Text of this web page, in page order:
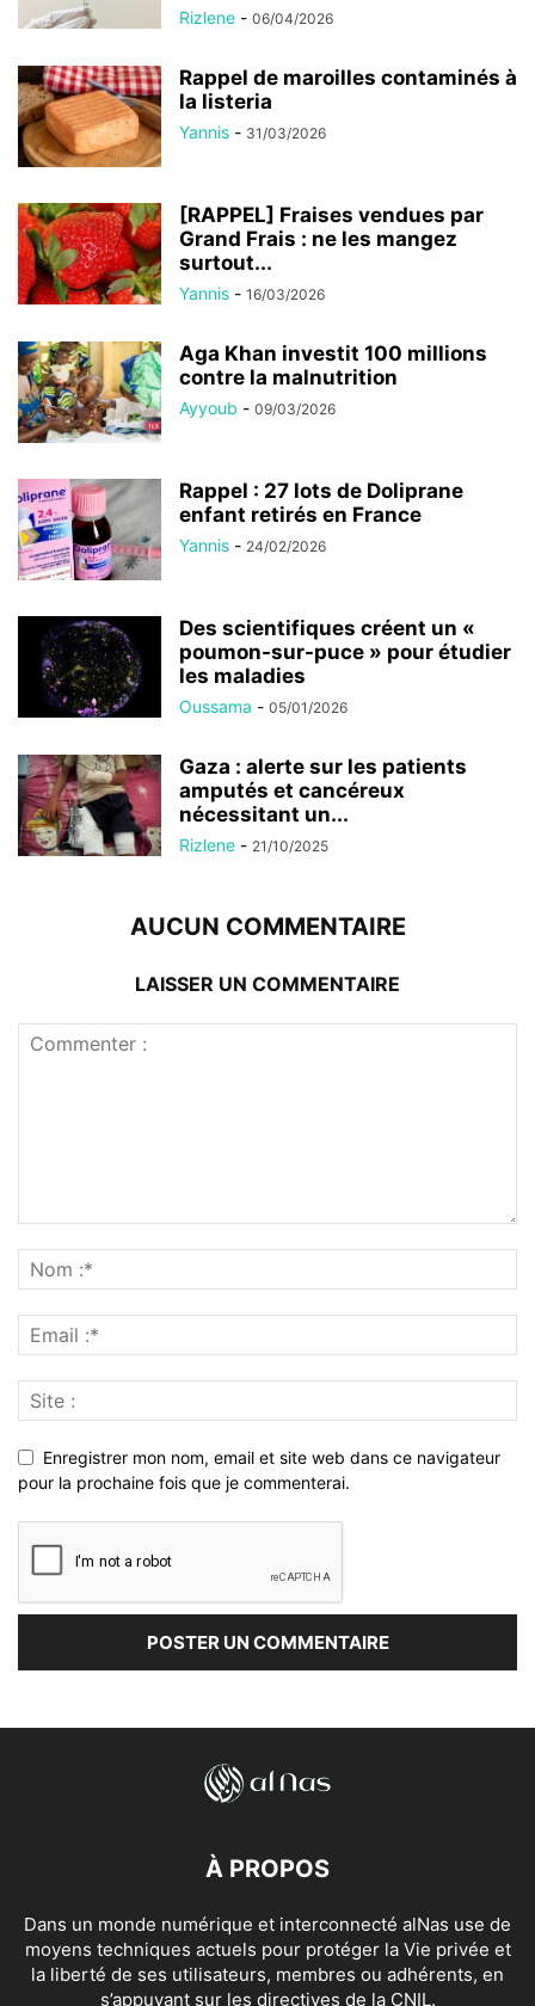
Rizlene - 06/04/2026
Rappel de maroilles contaminés à
la listeria
Yannis - 31/03/2026
[RAPPEL] Fraises vendues par
Grand Frais : ne les mangez
surtout...
Yannis - 16/03/2026
Aga Khan investit 100 millions
contre la malnutrition
Ayyoub - 09/03/2026
Rappel : 27 lots de Doliprane
enfant retirés en France
Yannis - 24/02/2026
Des scientifiques créent un «
poumon-sur-puce » pour étudier
les maladies
Oussama - 05/01/2026
Gaza : alerte sur les patients
amputés et cancéreux
nécessitant un...
Rizlene - 21/10/2025
AUCUN COMMENTAIRE
LAISSER UN COMMENTAIRE
Enregistrer mon nom, email et site web dans ce navigateur
pour la prochaine fois que je commenterai.
À PROPOS
Dans un monde numérique et interconnecté alNas use de
moyens techniques actuels pour protéger la Vie privée et
la liberté de ses utilisateurs, membres ou adhérents, en
s’appuyant sur les directives de la CNIL.